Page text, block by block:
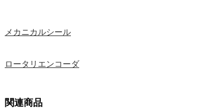
メカニカルシール
ロータリエンコーダ
関連商品